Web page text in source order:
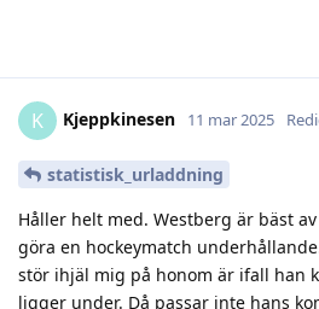
K Kjeppkinesen 11 mar 2025
statistisk_urladdning
Håller helt med. Westberg är bäst
göra en hockeymatch
stör ihjäl mig på honom är ifall han
ligger under. Då passar inte hans